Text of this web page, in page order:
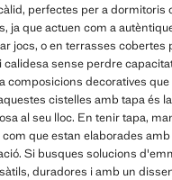
perfectes per a
ja que actuen com a
jocs, o en terrasses
sense perdre
decoratives
cistelles amb tapa és
al seu lloc. En tenir tapa,
que estan elaborades
Si busques solucions
duradores i amb un